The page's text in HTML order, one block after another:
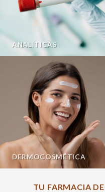
ANALÍTICAS
DERMOCOSMÉTICA
TU FARMACIA